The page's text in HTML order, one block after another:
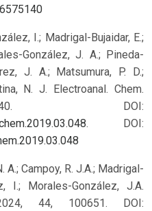
I.; Madrigal-Bujaidar, E.;
González, J. A.; Pineda-
J. A.; Matsumura, P. D.;
N. J. Electroanal. Chem.
DOI:
.
DOI:
A.; Campoy, R. J.A.; Madrigal-
I.; Morales-González, J.A.
44, 100651. DOI: